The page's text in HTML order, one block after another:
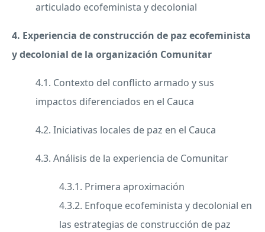
articulado ecofeminista y decolonial
4. Experiencia de construcción de paz ecofeminista
y decolonial de la organización Comunitar
4.1. Contexto del conflicto armado y sus
impactos diferenciados en el Cauca
4.2. Iniciativas locales de paz en el Cauca
4.3. Análisis de la experiencia de Comunitar
4.3.1. Primera aproximación
4.3.2. Enfoque ecofeminista y decolonial en
las estrategias de construcción de paz